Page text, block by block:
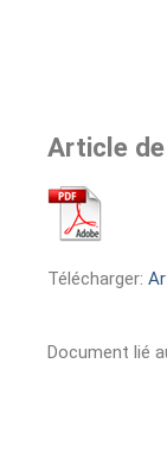
Article de
Télécharger:
Document lié